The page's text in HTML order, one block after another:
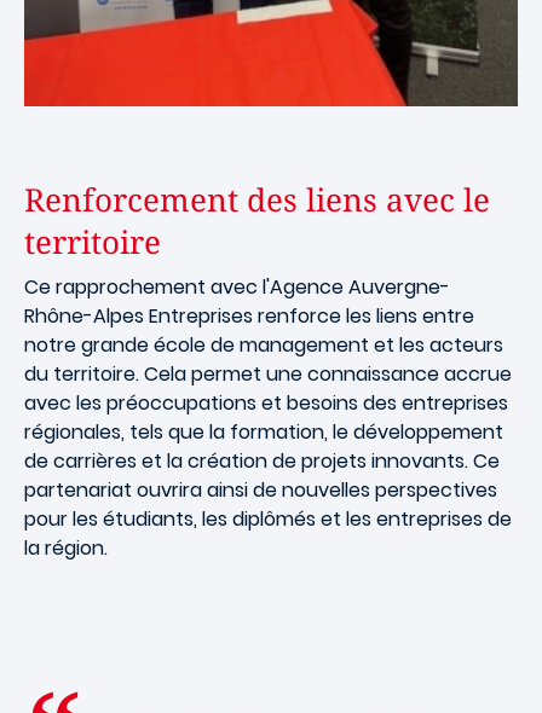
Renforcement des liens avec le
territoire
Ce rapprochement avec l'Agence Auvergne-
Rhône-Alpes Entreprises renforce les liens entre
notre grande école de management et les acteurs
du territoire. Cela permet une connaissance accrue
avec les préoccupations et besoins des entreprises
régionales, tels que la formation, le développement
de carrières et la création de projets innovants. Ce
partenariat ouvrira ainsi de nouvelles perspectives
pour les étudiants, les diplômés et les entreprises de
la région.